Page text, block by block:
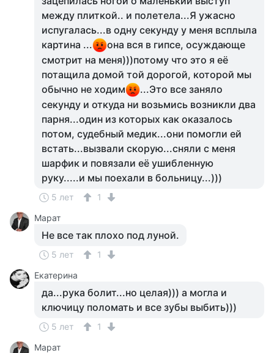
между плиткой.. и полетела...Я ужасно
испугалась...в одну секунду у меня всплыла
картина ...
она вся в гипсе, осуждающе
смотрит на меня)))потому что это я её
потащила домой той дорогой, которой мы
обычно не ходим
...Это все заняло
секунду и откуда ни возьмись возникли два
парня...один из которых как оказалось
потом, судебный медик...они помогли ей
встать...вызвали скорую...сняли с меня
шарфик и повязали её ушибленную
руку.....и мы поехали в больницу...)))
5 лет
1
Марат
Не все так плохо под луной.
5 лет
1
Екатерина
да...рука болит...но целая))) а могла и
ключицу поломать и все зубы выбить)))
5 лет
1
Марат